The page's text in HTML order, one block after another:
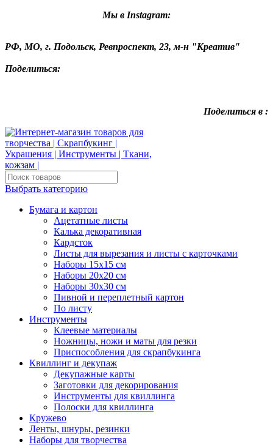
Мы в Instagram:
РФ, МО, г. Подольск, Ревпроспект, 23, м-н "Креатив"
Поделиться:
Поделиться в :
Выбрать категорию
Бумага и картон
Ацетатные листы
Калька декоративная
Кардсток
Листы для вырезания и листы с карточками
Наборы 15х15 см
Наборы 20х20 см
Наборы 30х30 см
Пивной и переплетный картон
По листу
Инструменты
Клеевые материалы
Ножницы, ножи и маты для резки
Приспособления для скрапбукинга
Квиллинг и декупаж
Декупажные карты
Заготовки для декорирования
Инструменты для квиллинга
Полоски для квиллинга
Кружево
Ленты, шнуры, резинки
Наборы для творчества